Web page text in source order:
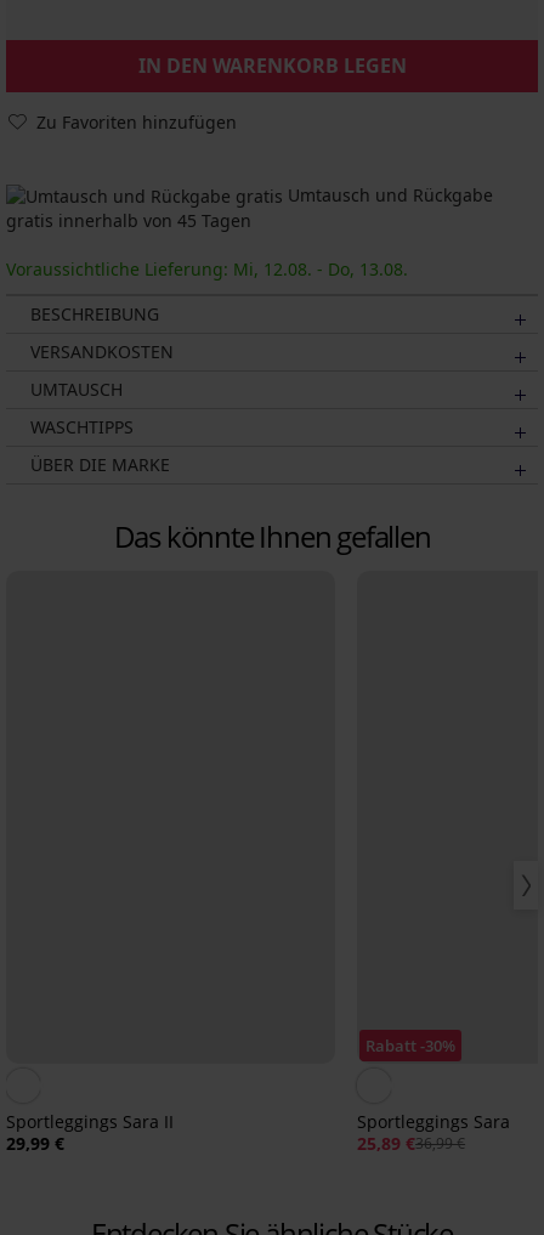
IN DEN WARENKORB LEGEN
Zu Favoriten hinzufügen
Umtausch und Rückgabe
gratis innerhalb von 45 Tagen
Voraussichtliche Lieferung: Mi, 12.08. - Do, 13.08.
BESCHREIBUNG
VERSANDKOSTEN
UMTAUSCH
WASCHTIPPS
ÜBER DIE MARKE
Das könnte Ihnen gefallen
Sportleggings Sara II
29,99 €
Rabatt -30%
Sportleggings Sara
25,89 €36,99 €